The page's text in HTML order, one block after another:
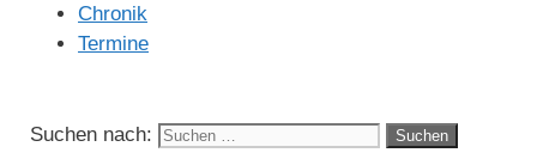
Chronik
Termine
Suchen nach: